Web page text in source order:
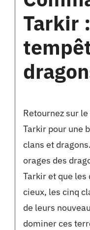
Tarkir
Retournez sur
Tarkir pour une
clans et
orages des
Tarkir et que
cieux, les cinq
de leurs
dominer ces